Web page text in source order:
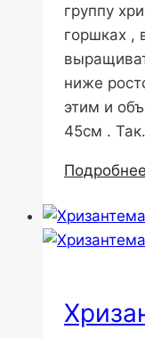
группу
горшках ,
ниже
этим и
45см .
Подробнее